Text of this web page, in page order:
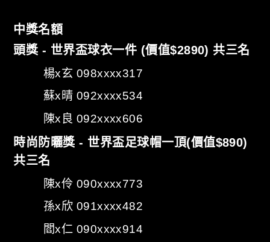
中獎名額
頭獎 - 世界盃球衣一件 (價值$2890) 共三名
楊x玄 098xxxx317
蘇x晴 092xxxx534
陳x良 092xxxx606
時尚防曬獎 - 世界盃足球帽一頂(價值$890)
共三名
陳x伶 090xxxx773
孫x欣 091xxxx482
閻x仁 090xxxx914